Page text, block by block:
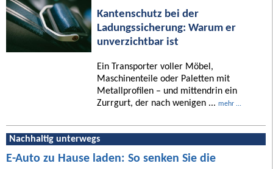
Kantenschutz bei der
Ladungssicherung: Warum er
unverzichtbar ist
Ein Transporter voller Möbel,
Maschinenteile oder Paletten mit
Metallprofilen – und mittendrin ein
Zurrgurt, der nach wenigen ... mehr ...
Nachhaltig unterwegs
E-Auto zu Hause laden: So senken Sie die